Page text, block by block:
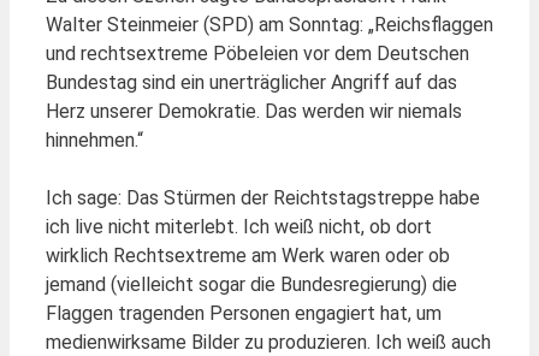
Walter Steinmeier (SPD) am Sonntag: „Reichsflaggen
und rechtsextreme Pöbeleien vor dem Deutschen
Bundestag sind ein unerträglicher Angriff auf das
Herz unserer Demokratie. Das werden wir niemals
hinnehmen.“
Ich sage: Das Stürmen der Reichtstagstreppe habe
ich live nicht miterlebt. Ich weiß nicht, ob dort
wirklich Rechtsextreme am Werk waren oder ob
jemand (vielleicht sogar die Bundesregierung) die
Flaggen tragenden Personen engagiert hat, um
medienwirksame Bilder zu produzieren. Ich weiß auch